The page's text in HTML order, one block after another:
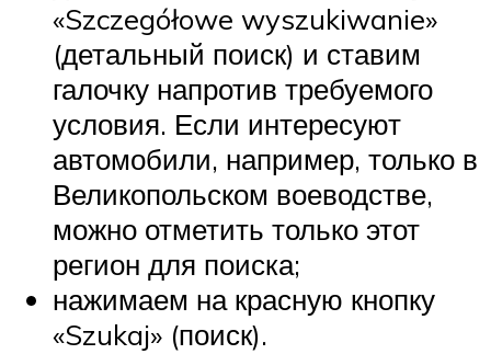
«Szczegółowe wyszukiwanie»
(детальный поиск) и ставим
галочку напротив требуемого
условия. Если интересуют
автомобили, например, только в
Великопольском воеводстве,
можно отметить только этот
регион для поиска;
нажимаем на красную кнопку
«Szukaj» (поиск).